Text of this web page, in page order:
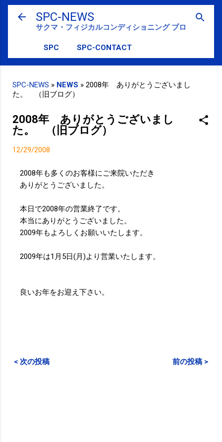
スキップしてメイン コンテンツに移動
SPC-NEWS
サクマ・フィジカルコンディショニング ブログ
SPC SPC-CONTACT
SPC-NEWS » NEWS » 2008年 ありがとうございまし
た。 （旧ブログ）
2008年 ありがとうございまし
た。 （旧ブログ）
12/29/2008
2008年も多くのお客様にご来院いただき
ありがとうございました。
本日で2008年の営業終了です。
本当にありがとうございました。
2009年もよろしくお願いいたします。
2009年は1月5日(月)より営業いたします。
良いお年をお迎え下さい。
< 次の投稿 前の投稿 >